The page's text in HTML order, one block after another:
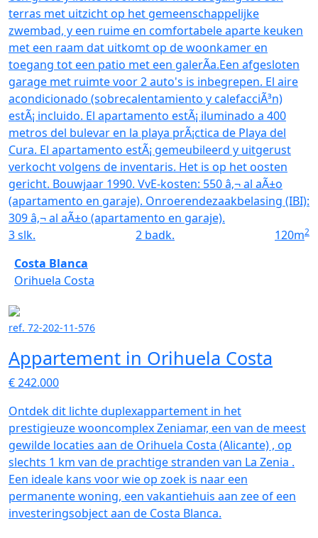
terras met uitzicht op het gemeenschappelijke
zwembad, y een ruime en comfortabele aparte keuken
met een raam dat uitkomt op de woonkamer en
toegang tot een patio met een galerÃ­a.Een afgesloten
garage met ruimte voor 2 auto's is inbegrepen. El aire
acondicionado (sobrecalentamiento y calefacciÃ³n)
estÃ¡ incluido. El apartamento estÃ¡ iluminado a 400
metros del bulevar en la playa prÃ¡ctica de Playa del
Cura. El apartamento estÃ¡ gemeubileerd y uitgerust
verkocht volgens de inventaris. Het is op het oosten
gericht. Bouwjaar 1990. VvE-kosten: 550 â‚¬ al aÃ±o
(apartamento en garaje). Onroerendezaakbelasing (IBI):
309 â‚¬ al aÃ±o (apartamento en garaje).
3slk. 2 badk. 120m2
Costa Blanca
Orihuela Costa
ref. 72-202-11-576
Appartement in Orihuela Costa
€ 242.000
Ontdek dit lichte duplexappartement in het
prestigieuze wooncomplex Zeniamar, een van de meest
gewilde locaties aan de Orihuela Costa (Alicante) , op
slechts 1 km van de prachtige stranden van La Zenia .
Een ideale kans voor wie op zoek is naar een
permanente woning, een vakantiehuis aan zee of een
investeringsobject aan de Costa Blanca.